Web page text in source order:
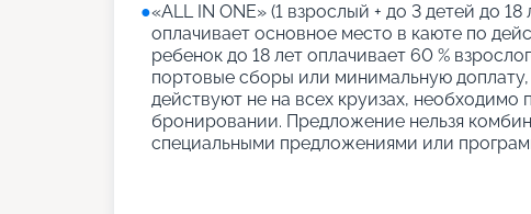
●«АLL IN ONE» (1 взрослый + до 3 детей до
оплачивает основное место в каюте по
ребенок до 18 лет оплачивает 60 %
портовые сборы или минимальную
действуют не на всех круизах, необходимо
бронировании. Предложение нельзя
специальными предложениями или